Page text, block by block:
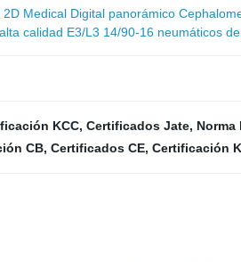
Medical Digital panorámico
calidad E3/L3 14/90-16 neumáticos
KCC, Certificados Jate, Norma
CB, Certificados CE, Certificación